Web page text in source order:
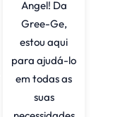
Angel! Da
Gree-Ge,
estou aqui
para ajudá-lo
em todas as
suas